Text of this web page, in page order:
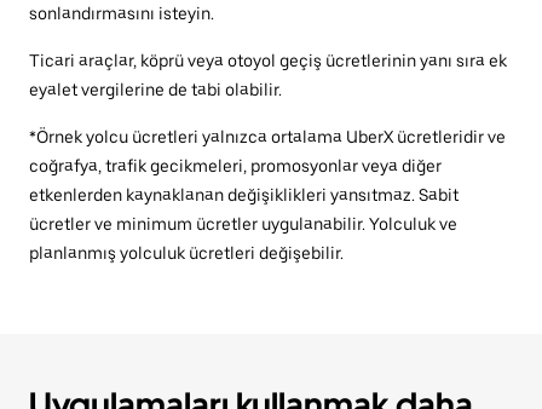
sonlandırmasını isteyin.
Ticari araçlar, köprü veya otoyol geçiş ücretlerinin yanı sıra ek
eyalet vergilerine de tabi olabilir.
*Örnek yolcu ücretleri yalnızca ortalama UberX ücretleridir ve
coğrafya, trafik gecikmeleri, promosyonlar veya diğer
etkenlerden kaynaklanan değişiklikleri yansıtmaz. Sabit
ücretler ve minimum ücretler uygulanabilir. Yolculuk ve
planlanmış yolculuk ücretleri değişebilir.